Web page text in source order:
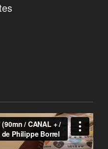
un cocktail